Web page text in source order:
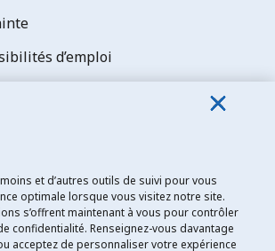
d’emploi
Canada
et d’autres outils de suivi pour vous
optimale lorsque vous visitez notre site.
s’offrent maintenant à vous pour contrôler
confidentialité. Renseignez-vous davantage
acceptez de personnaliser votre expérience